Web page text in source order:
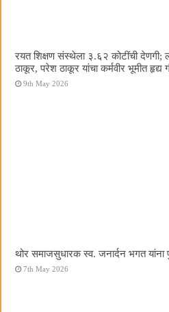
रयत शिक्षण संस्थेला ३.६२ कोटींची
ठाकूर, परेश ठाकूर यांचा कर्मवीर भूमीत हृद्य
9th May 2026
थोर समाजसुधारक स्व. जनार्दन भगत यांना
7th May 2026